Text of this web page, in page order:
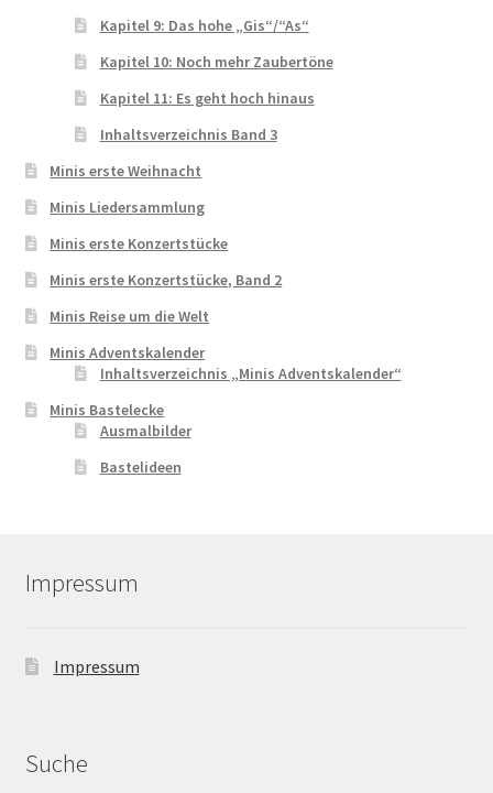
Kapitel 9: Das hohe „Gis“/“As“
Kapitel 10: Noch mehr Zaubertöne
Kapitel 11: Es geht hoch hinaus
Inhaltsverzeichnis Band 3
Minis erste Weihnacht
Minis Liedersammlung
Minis erste Konzertstücke
Minis erste Konzertstücke, Band 2
Minis Reise um die Welt
Minis Adventskalender
Inhaltsverzeichnis „Minis Adventskalender“
Minis Bastelecke
Ausmalbilder
Bastelideen
Impressum
Impressum
Suche